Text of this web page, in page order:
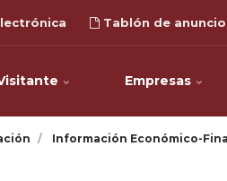
Tablón de
Empresas
Información Económico-